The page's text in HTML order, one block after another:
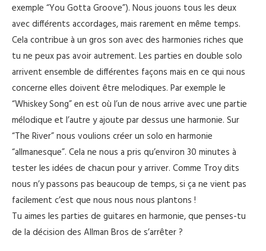
exemple “You Gotta Groove”). Nous jouons tous les deux
avec différents accordages, mais rarement en même temps.
Cela contribue à un gros son avec des harmonies riches que
tu ne peux pas avoir autrement. Les parties en double solo
arrivent ensemble de différentes façons mais en ce qui nous
concerne elles doivent être melodiques. Par exemple le
“Whiskey Song” en est où l’un de nous arrive avec une partie
mélodique et l’autre y ajoute par dessus une harmonie. Sur
“The River” nous voulions créer un solo en harmonie
“allmanesque”. Cela ne nous a pris qu’environ 30 minutes à
tester les idées de chacun pour y arriver. Comme Troy dits
nous n’y passons pas beaucoup de temps, si ça ne vient pas
facilement c’est que nous nous nous plantons !
Tu aimes les parties de guitares en harmonie, que penses-tu
de la décision des Allman Bros de s’arrêter ?